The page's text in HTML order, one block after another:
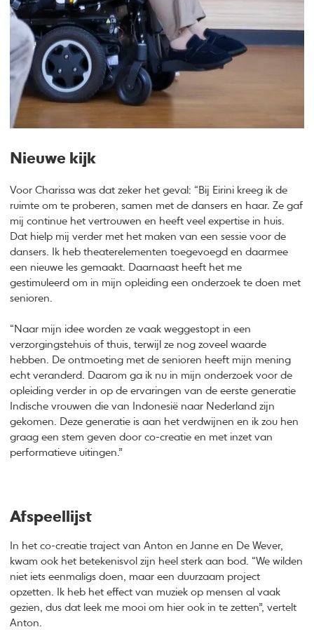
Nieuwe kijk
Voor Charissa was dat zeker het geval: “Bij Eirini kreeg ik de
ruimte om te proberen, samen met de dansers en haar. Ze gaf
mij continue het vertrouwen en heeft veel expertise in huis.
Dat hielp mij verder met het maken van een sessie voor de
dansers. Ik heb theaterelementen toegevoegd en daarmee
een nieuwe les gemaakt. Daarnaast heeft het me
gestimuleerd om in mijn opleiding een onderzoek te doen met
senioren.
“Naar mijn idee worden ze vaak weggestopt in een
verzorgingstehuis of thuis, terwijl ze nog zoveel waarde
hebben. De ontmoeting met de senioren heeft mijn mening
echt veranderd. Daarom ga ik nu in mijn onderzoek voor de
opleiding verder in op de ervaringen van de eerste generatie
Indische vrouwen die van Indonesië naar Nederland zijn
gekomen. Deze generatie is aan het verdwijnen en ik zou hen
graag een stem geven door co-creatie en met inzet van
performatieve uitingen.”
Afspeellijst
In het co-creatie traject van Anton en Janne en De Wever,
kwam ook het betekenisvol zijn heel sterk aan bod. “We wilden
niet iets eenmaligs doen, maar een duurzaam project
opzetten. Ik heb het effect van muziek op mensen al vaak
gezien, dus dat leek me mooi om hier ook in te zetten”, vertelt
Anton.